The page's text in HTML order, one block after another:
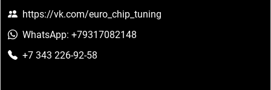
https://vk.com/euro_chip_tuning
WhatsApp: +79317082148
+7 343 226-92-58